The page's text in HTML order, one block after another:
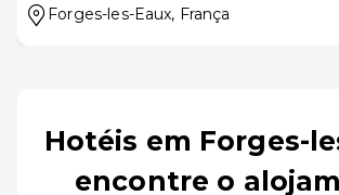
Forges-les-Eaux, França
Hotéis em Forges-
encontre o